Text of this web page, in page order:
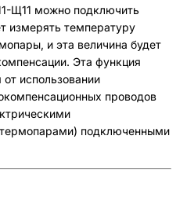
Щ11 можно подключить
измерять температуру
и эта величина будет
Эта функция
от использовании
проводов
подключенными